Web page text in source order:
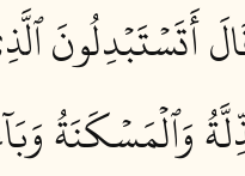
أَتَسۡتَبۡدِلُونَ
وَٱلۡمَسۡكَنَةُ